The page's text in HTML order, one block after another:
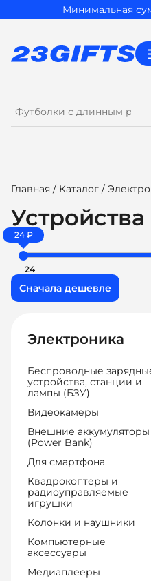
Минимальная
Главная / Каталог /
24 ₽
24
Электроника
Беспроводные
устройства, станции и
лампы (БЗУ)
Видеокамеры
Внешние аккумуляторы
(Power Bank)
Для смартфона
Квадрокоптеры и
радиоуправляемые
игрушки
Колонки и наушники
Компьютерные
аксессуары
Медиаплееры